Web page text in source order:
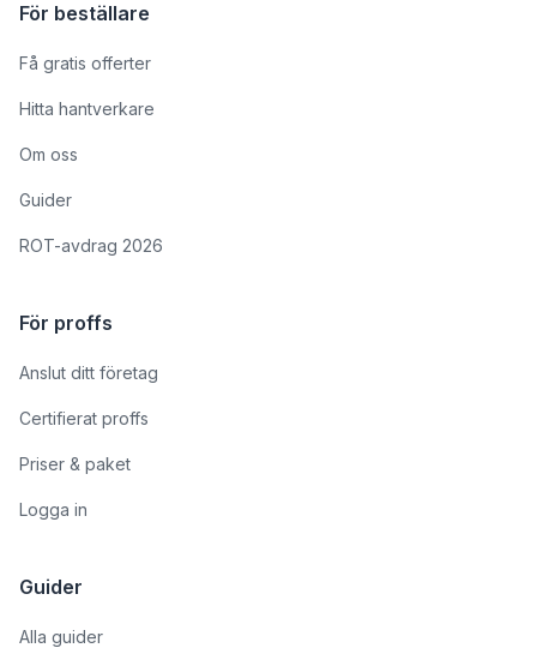
För beställare
Få gratis offerter
Hitta hantverkare
Om oss
Guider
ROT-avdrag 2026
För proffs
Anslut ditt företag
Certifierat proffs
Priser & paket
Logga in
Guider
Alla guider